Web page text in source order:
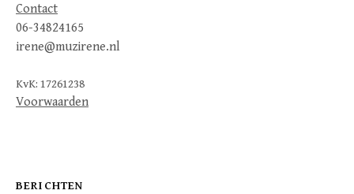
Contact
06-34824165
irene@muzirene.nl
KvK: 17261238
Voorwaarden
BERICHTEN